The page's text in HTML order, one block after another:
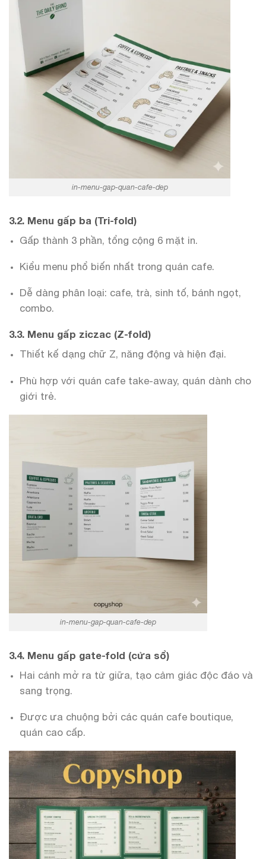
in-menu-gap-quan-cafe-dep
3.2. Menu gấp ba (Tri-fold)
Gấp thành 3 phần, tổng cộng 6 mặt in.
Kiểu menu phổ biến nhất trong quán cafe.
Dễ dàng phân loại: cafe, trà, sinh tố, bánh ngọt,
combo.
3.3. Menu gấp ziczac (Z-fold)
Thiết kế dạng chữ Z, năng động và hiện đại.
Phù hợp với quán cafe take-away, quán dành cho
giới trẻ.
in-menu-gap-quan-cafe-dep
3.4. Menu gấp gate-fold (cửa sổ)
Hai cánh mở ra từ giữa, tạo cảm giác độc đáo và
sang trọng.
Được ưa chuộng bởi các quán cafe boutique,
quán cao cấp.